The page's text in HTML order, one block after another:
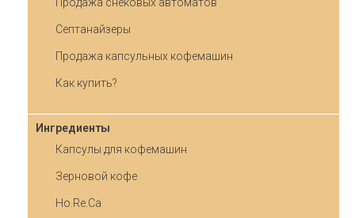
Септанайзеры
Продажа капсульных кофемашин
Как купить?
Ингредиенты
Капсулы для кофемашин
Зерновой кофе
Ho.Re.Ca